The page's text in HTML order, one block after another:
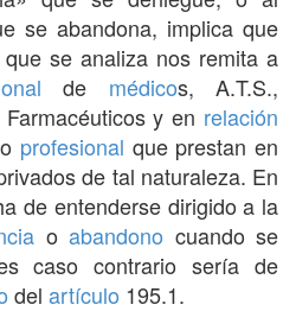
se abandona, implica que
que se analiza nos remita a
de médicos, A.T.S.,
y en relación
profesional que prestan en
de tal naturaleza. En
de entenderse dirigido a la
o abandono cuando se
caso contrario sería de
del artículo 195.1.